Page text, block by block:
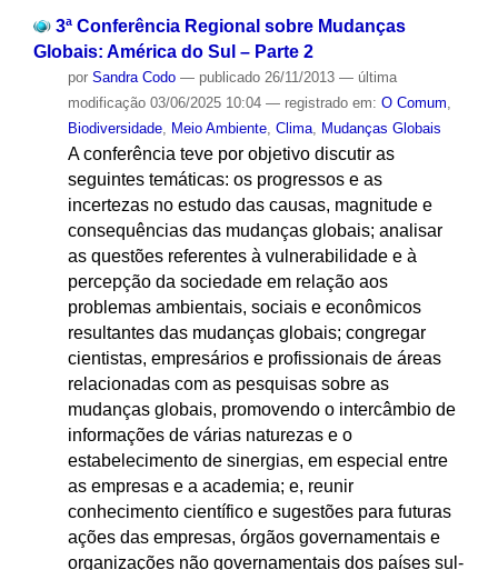
3ª Conferência Regional sobre Mudanças
Globais: América do Sul – Parte 2
por Sandra Codo — publicado26/11/2013 — última
modificação03/06/2025 10:04 — registrado em: O Comum
Biodiversidade, Meio Ambiente, Clima, Mudanças Globais
A conferência teve por objetivo discutir as
seguintes temáticas: os progressos e as
incertezas no estudo das causas, magnitude e
consequências das mudanças globais; analisar
as questões referentes à vulnerabilidade e à
percepção da sociedade em relação aos
problemas ambientais, sociais e econômicos
resultantes das mudanças globais; congregar
cientistas, empresários e profissionais de áreas
relacionadas com as pesquisas sobre as
mudanças globais, promovendo o intercâmbio de
informações de várias naturezas e o
estabelecimento de sinergias, em especial entre
as empresas e a academia; e, reunir
conhecimento científico e sugestões para futuras
ações das empresas, órgãos governamentais e
organizações não governamentais dos países sul-